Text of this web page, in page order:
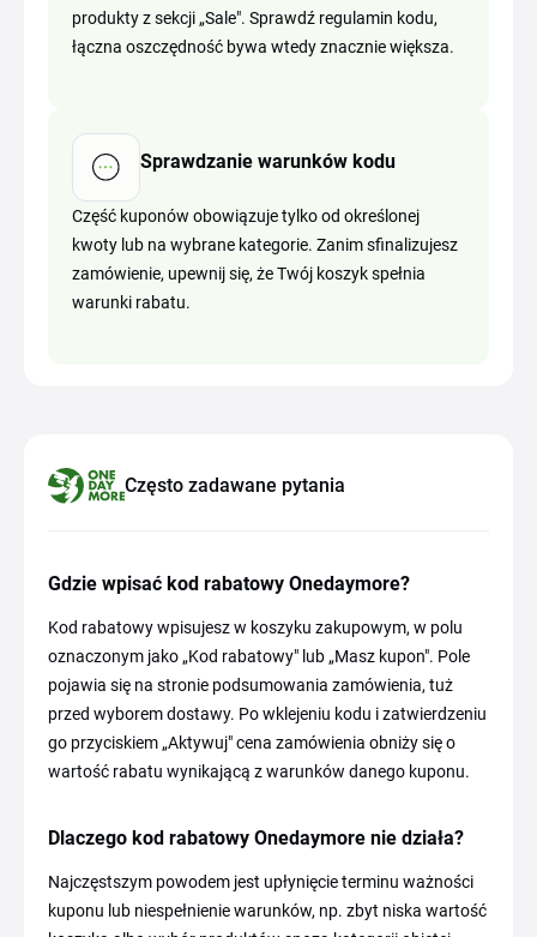
produkty z sekcji „Sale". Sprawdź regulamin kodu,
łączna oszczędność bywa wtedy znacznie większa.
Sprawdzanie warunków kodu
Część kuponów obowiązuje tylko od określonej
kwoty lub na wybrane kategorie. Zanim sfinalizujesz
zamówienie, upewnij się, że Twój koszyk spełnia
warunki rabatu.
Często zadawane pytania
Gdzie wpisać kod rabatowy Onedaymore?
Kod rabatowy wpisujesz w koszyku zakupowym, w polu
oznaczonym jako „Kod rabatowy" lub „Masz kupon". Pole
pojawia się na stronie podsumowania zamówienia, tuż
przed wyborem dostawy. Po wklejeniu kodu i zatwierdzeniu
go przyciskiem „Aktywuj" cena zamówienia obniży się o
wartość rabatu wynikającą z warunków danego kuponu.
Dlaczego kod rabatowy Onedaymore nie działa?
Najczęstszym powodem jest upłynięcie terminu ważności
kuponu lub niespełnienie warunków, np. zbyt niska wartość